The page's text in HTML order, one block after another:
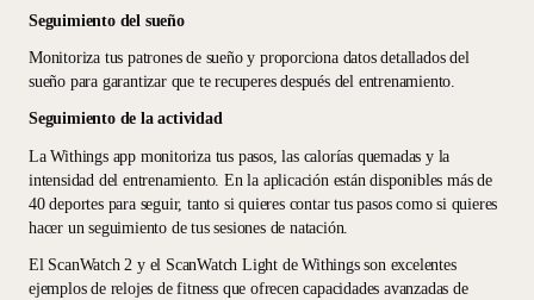
Seguimiento del sueño
Monitoriza tus patrones de sueño y proporciona datos detallados del
sueño para garantizar que te recuperes después del entrenamiento.
Seguimiento de la actividad
La Withings app monitoriza tus pasos, las calorías quemadas y la
intensidad del entrenamiento. En la aplicación están disponibles más de
40 deportes para seguir, tanto si quieres contar tus pasos como si quieres
hacer un seguimiento de tus sesiones de natación.
El ScanWatch 2 y el ScanWatch Light de Withings son excelentes
ejemplos de relojes de fitness que ofrecen capacidades avanzadas de